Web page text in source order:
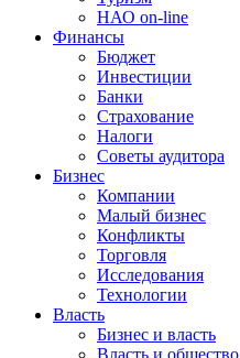
НАО on-line
Финансы
Бюджет
Инвестиции
Банки
Страхование
Налоги
Советы аудитора
Бизнес
Компании
Малый бизнес
Конфликты
Торговля
Исследования
Технологии
Власть
Бизнес и власть
Власть и общество